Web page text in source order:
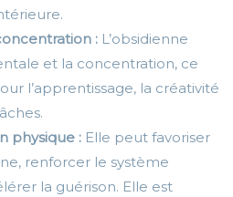
: L’obsidienne
et la concentration, ce
l’apprentissage, la créativité
physique : Elle peut favoriser
renforcer le système
la guérison. Elle est